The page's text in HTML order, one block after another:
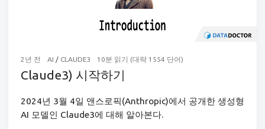
2년 전 AI / CLAUDE3 10분 읽기 (대략 1554 단어)
Claude3) 시작하기
2024년 3월 4일 앤스로픽(Anthropic)에서 공개한 생성형
AI 모델인 Claude3에 대해 알아본다.